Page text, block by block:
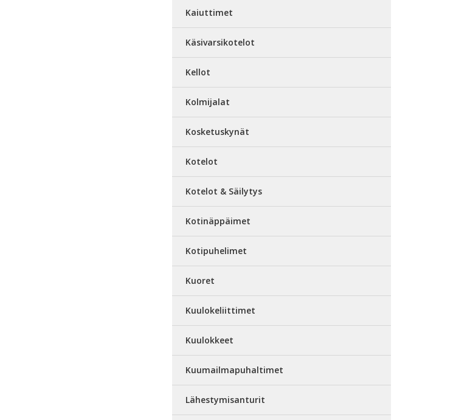
Kaiuttimet
Käsivarsikotelot
Kellot
Kolmijalat
Kosketuskynät
Kotelot
Kotelot & Säilytys
Kotinäppäimet
Kotipuhelimet
Kuoret
Kuulokeliittimet
Kuulokkeet
Kuumailmapuhaltimet
Lähestymisanturit